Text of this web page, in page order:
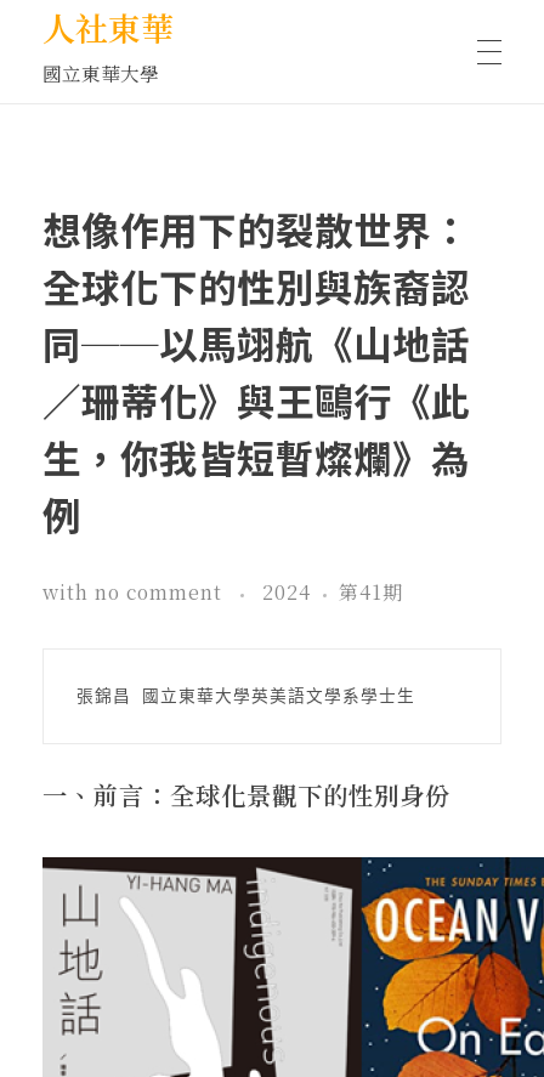
人社東華
國立東華大學
藝文空間
文化沙龍
全球視野
東華風景
想像作用下的裂散世界：
全球化下的性別與族裔認
同──以馬翊航《山地話
／珊蒂化》與王鷗行《此
生，你我皆短暫燦爛》為
例
with no comment 2024 第41期
張錦昌 國立東華大學英美語文學系學士生
一、前言：全球化景觀下的性別身份